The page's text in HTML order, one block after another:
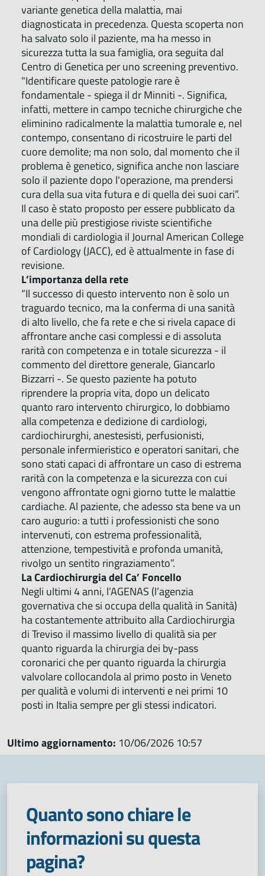
variante genetica della malattia, mai
diagnosticata in precedenza. Questa scoperta non
ha salvato solo il paziente, ma ha messo in
sicurezza tutta la sua famiglia, ora seguita dal
Centro di Genetica per uno screening preventivo.
"Identificare queste patologie rare è
fondamentale - spiega il dr Minniti -. Significa,
infatti, mettere in campo tecniche chirurgiche che
eliminino radicalmente la malattia tumorale e, nel
contempo, consentano di ricostruire le parti del
cuore demolite; ma non solo, dal momento che il
problema è genetico, significa anche non lasciare
solo il paziente dopo l'operazione, ma prendersi
cura della sua vita futura e di quella dei suoi cari”.
Il caso è stato proposto per essere pubblicato da
una delle più prestigiose riviste scientifiche
mondiali di cardiologia il Journal American College
of Cardiology (JACC), ed è attualmente in fase di
revisione.
L’importanza della rete
“Il successo di questo intervento non è solo un
traguardo tecnico, ma la conferma di una sanità
di alto livello, che fa rete e che si rivela capace di
affrontare anche casi complessi e di assoluta
rarità con competenza e in totale sicurezza - il
commento del direttore generale, Giancarlo
Bizzarri -. Se questo paziente ha potuto
riprendere la propria vita, dopo un delicato
quanto raro intervento chirurgico, lo dobbiamo
alla competenza e dedizione di cardiologi,
cardiochirurghi, anestesisti, perfusionisti,
personale infermieristico e operatori sanitari, che
sono stati capaci di affrontare un caso di estrema
rarità con la competenza e la sicurezza con cui
vengono affrontate ogni giorno tutte le malattie
cardiache. Al paziente, che adesso sta bene va un
caro augurio: a tutti i professionisti che sono
intervenuti, con estrema professionalità,
attenzione, tempestività e profonda umanità,
rivolgo un sentito ringraziamento”.
La Cardiochirurgia del Ca’ Foncello
Negli ultimi 4 anni, l’AGENAS (l’agenzia
governativa che si occupa della qualità in Sanità)
ha costantemente attribuito alla Cardiochirurgia
di Treviso il massimo livello di qualità sia per
quanto riguarda la chirurgia dei by-pass
coronarici che per quanto riguarda la chirurgia
valvolare collocandola al primo posto in Veneto
per qualità e volumi di interventi e nei primi 10
posti in Italia sempre per gli stessi indicatori.
Ultimo aggiornamento: 10/06/2026 10:57
Quanto sono chiare le
informazioni su questa
pagina?